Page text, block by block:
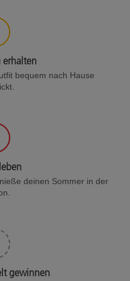
erhalten
bequem nach Hause
deinen Sommer in der
gewinnen